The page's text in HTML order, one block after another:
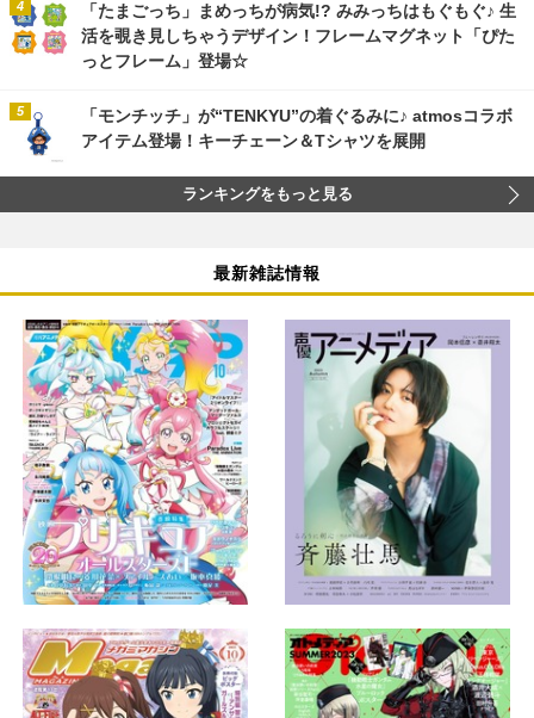
「たまごっち」まめっちが病気!? みみっちはもぐもぐ♪ 生
活を覗き見しちゃうデザイン！フレームマグネット「ぴた
っとフレーム」登場☆
「モンチッチ」が“TENKYU”の着ぐるみに♪ atmosコラボ
アイテム登場！キーチェーン＆Tシャツを展開
ランキングをもっと見る
最新雑誌情報